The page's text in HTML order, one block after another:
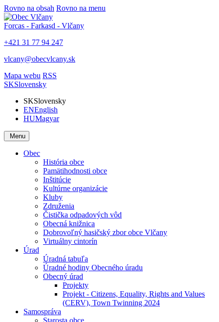
Rovno na obsah Rovno na menu
Forcas - Farkasd - Vlčany
+421 31 77 94 247
vlcany@obecvlcany.sk
Mapa webu RSS
SKSlovensky
SKSlovensky
ENEnglish
HUMagyar
Menu
Obec
História obce
Pamätihodnosti obce
Inštitúcie
Kultúrne organizácie
Kluby
Združenia
Čistička odpadových vôd
Obecná knižnica
Dobrovoľný hasičský zbor obce Vlčany
Virtuálny cintorín
Úrad
Úradná tabuľa
Úradné hodiny Obecného úradu
Obecný úrad
Projekty
Projekt - Citizens, Equality, Rights and Values
(CERV), Town Twinning 2024
Samospráva
Starosta obce